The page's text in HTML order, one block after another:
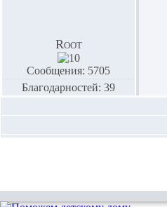
Root
Сообщения: 5705
Благодарностей: 39